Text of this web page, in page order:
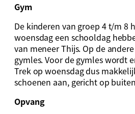
Gym
De kinderen van groep 4 t/m 8
woensdag een schooldag
van meneer Thijs. Op de
gymles. Voor de gymles wordt
Trek op woensdag dus
schoenen aan, gericht op
Opvang